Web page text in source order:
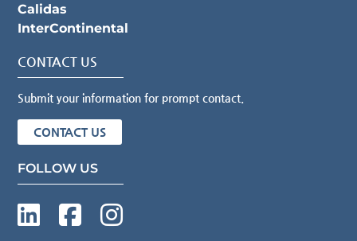
Calidas
InterContinental
CONTACT US
Submit your information for prompt contact.
CONTACT US
FOLLOW US